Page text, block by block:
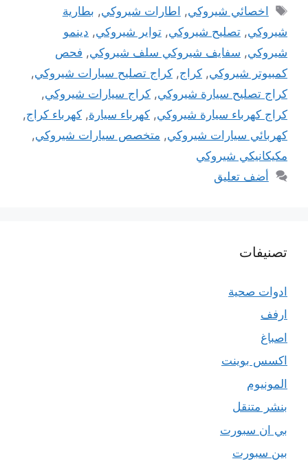
الوسوم
اخصائي شيروكي, اطارات شيروكي, بطارية
شيروكي, تصليح شيروكي, تواير شيروكي, دينمو
شيروكي, سفايف شيروكي سلف شيروكي, فحص
كمبيوتر شيروكي, كراج, كراج تصليح سيارات شيروكي,
كراج تصليح سيارة شيروكي, كراج سيارات شيروكي,
كراج كهرباء سيارة شيروكي, كهرباء سيارة, كهرباء كراج,
كهربائي سيارات شيروكي, متخصص سيارات شيروكي,
مكيكانيكي شيروكي
أضف تعليق
تصنيفات
ادوات صحية
ارفف
اصباغ
اكسس بوينت
المونيوم
بنشر متنقل
بي ان سبورت
بين سبورت